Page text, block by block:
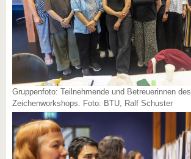
Gruppenfoto: Teilnehmende und Betreuerinnen des
Zeichenworkshops. Foto: BTU, Ralf Schuster